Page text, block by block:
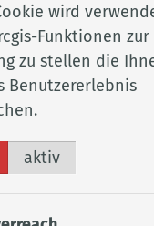
29
Cloppenburg
wird
Funktionen zur
zu stellen die
Benutzererlebnis
aktiv